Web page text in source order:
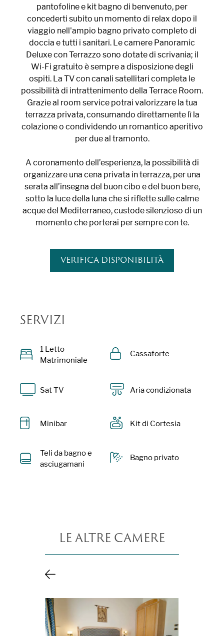
pantofoline e kit bagno di benvenuto, per
concederti subito un momento di relax dopo il
viaggio nell'ampio bagno privato completo di
doccia e tutti i sanitari. Le camere Panoramic
Deluxe con Terrazzo sono dotate di scrivania; il
Wi-Fi gratuito è sempre a disposizione degli
ospiti. La TV con canali satellitari completa le
possibilità di intrattenimento della Terrace Room.
Grazie al room service potrai valorizzare la tua
terrazza privata, consumando direttamente lì la
colazione o condividendo un romantico aperitivo
per due al tramonto.
A coronamento dell’esperienza, la possibilità di
organizzare una cena privata in terrazza, per una
serata all’insegna del buon cibo e del buon bere,
sotto la luce della luna che si riflette sulle calme
acque del Mediterraneo, custode silenzioso di un
momento che porterai per sempre con te.
VERIFICA DISPONIBILITÀ
SERVIZI
1 Letto
Matrimoniale
Cassaforte
Sat TV Aria condizionata
Minibar Kit di Cortesia
Teli da bagno e
asciugamani
Bagno privato
LE ALTRE CAMERE